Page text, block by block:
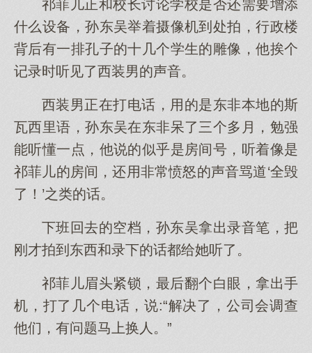
祁菲儿正和校长讨论学校是否还需要增添
什么设备，孙东吴举着摄像机到处拍，行政楼
背后有一排孔子的十几个学生的雕像，他挨个
记录时听见了西装男的声音。
西装男正在打电话，用的是东非本地的斯
瓦西里语，孙东吴在东非呆了三个多月，勉强
能听懂一点，他说的似乎是房间号，听着像是
祁菲儿的房间，还用非常愤怒的声音骂道‘全毁
了！’之类的话。
下班回去的空档，孙东吴拿出录音笔，把
刚才拍到东西和录下的话都给她听了。
祁菲儿眉头紧锁，最后翻个白眼，拿出手
机，打了几个电话，说:“解决了，公司会调查
他们，有问题马上换人。”